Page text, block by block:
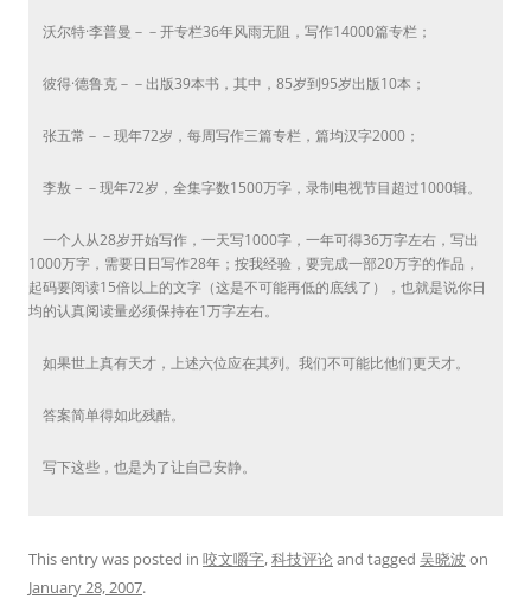
沃尔特·李普曼－－开专栏36年风雨无阻，写作14000篇专栏；
彼得·德鲁克－－出版39本书，其中，85岁到95岁出版10本；
张五常－－现年72岁，每周写作三篇专栏，篇均汉字2000；
李敖－－现年72岁，全集字数1500万字，录制电视节目超过1000辑。
一个人从28岁开始写作，一天写1000字，一年可得36万字左右，写出
1000万字，需要日日写作28年；按我经验，要完成一部20万字的作品，
起码要阅读15倍以上的文字（这是不可能再低的底线了），也就是说你日
均的认真阅读量必须保持在1万字左右。
如果世上真有天才，上述六位应在其列。我们不可能比他们更天才。
答案简单得如此残酷。
写下这些，也是为了让自己安静。
This entry was posted in 咬文嚼字,科技评论and tagged 吴晓波 on
January 28, 2007.